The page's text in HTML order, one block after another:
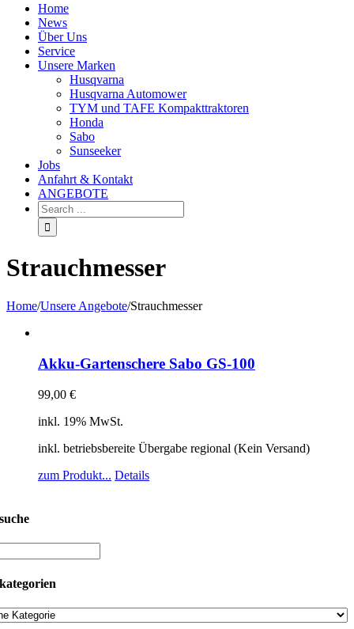
Home
News
Über Uns
Service
Unsere Marken
Husqvarna
Husqvarna Automower
TYM und TAFE Kompakttraktoren
Honda
Sabo
Sunseeker
Jobs
Anfahrt & Kontakt
ANGEBOTE
Strauchmesser
Home/Unsere Angebote/Strauchmesser
Akku-Gartenschere Sabo GS-100
99,00 €
inkl. 19% MwSt.
inkl. betriebsbereite Übergabe regional (Kein Versand)
zum Produkt... Details